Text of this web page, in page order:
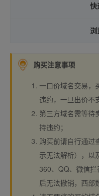
快
浏
购买注意事项
一口价域名交易，
违约，一旦出价不
第三方域名需等待
持违约；
购买前请自行通过
示无法解析），以
360、QQ、微信
后无法撤销，西部